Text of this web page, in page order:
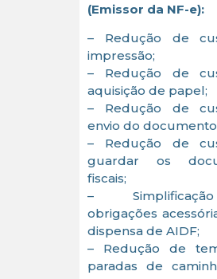
(Emissor da NF-e):
– Redução de
impressão;
– Redução de
aquisição de papel;
– Redução de
envio do
– Redução de
guardar os
fiscais;
–
obrigações
dispensa de AIDF;
– Redução de
paradas de